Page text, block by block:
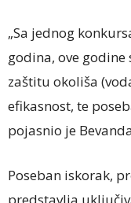
„Sa jednog
godina, ove
zaštitu okoliša
efikasnost, te
pojasnio je
Poseban iskorak,